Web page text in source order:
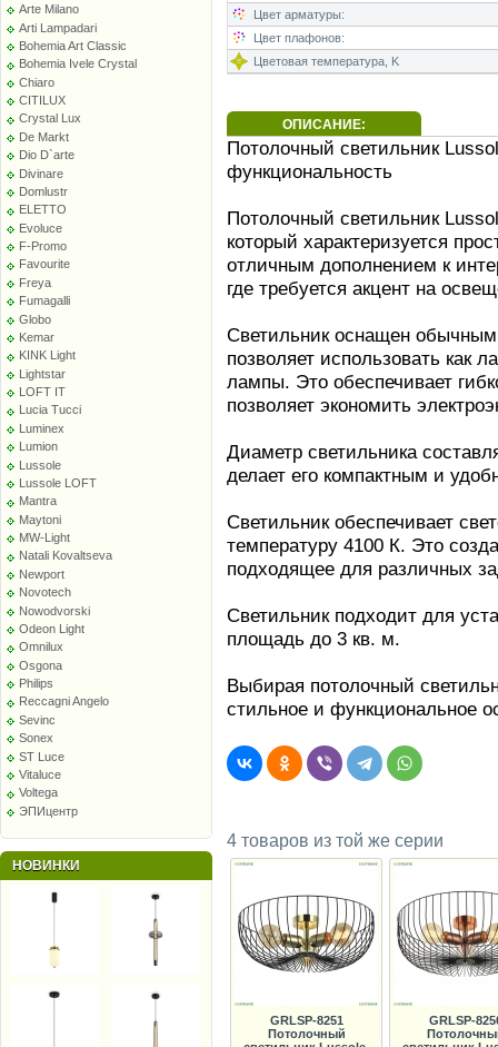
Arte Milano
Arti Lampadari
Bohemia Art Classic
Bohemia Ivele Crystal
Chiaro
CITILUX
Crystal Lux
De Markt
Dio D`arte
Divinare
Domlustr
ELETTO
Evoluce
F-Promo
Favourite
Freya
Fumagalli
Globo
Kemar
KINK Light
Lightstar
LOFT IT
Lucia Tucci
Luminex
Lumion
Lussole
Lussole LOFT
Mantra
Maytoni
MW-Light
Natali Kovaltseva
Newport
Novotech
Nowodvorski
Odeon Light
Omnilux
Osgona
Philips
Reccagni Angelo
Sevinc
Sonex
ST Luce
Vitaluce
Voltega
ЭПИцентр
НОВИНКИ
Цвет арматуры:
Цвет плафонов:
Цветовая температура, K
ОПИСАНИЕ:
Потолочный светильник
функциональность
Потолочный светильник
который характеризуется
отличным дополнением к
где требуется акцент на
Светильник оснащен
позволяет использовать как
лампы. Это обеспечивает
позволяет экономить
Диаметр светильника
делает его компактным и
Светильник обеспечивает
температуру 4100 К. Это
подходящее для различных
Светильник подходит для
площадь до 3 кв. м.
Выбирая потолочный
стильное и функциональное
4 товаров из той же серии
GRLSP-8251
Потолочный
GRLSP-